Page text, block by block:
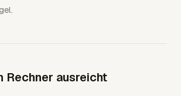
Rechner ausreicht